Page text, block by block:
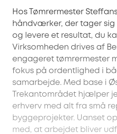
Hos Tømrermester
håndværker, der tager
og levere et resultat, du
Virksomheden drives af
engageret tømrermester
fokus på ordentlighed i
samarbejde. Med base i
Trekantområdet hjælper
erhverv med alt fra små
byggeprojekter. Uanset
med, at arbejdet bliver